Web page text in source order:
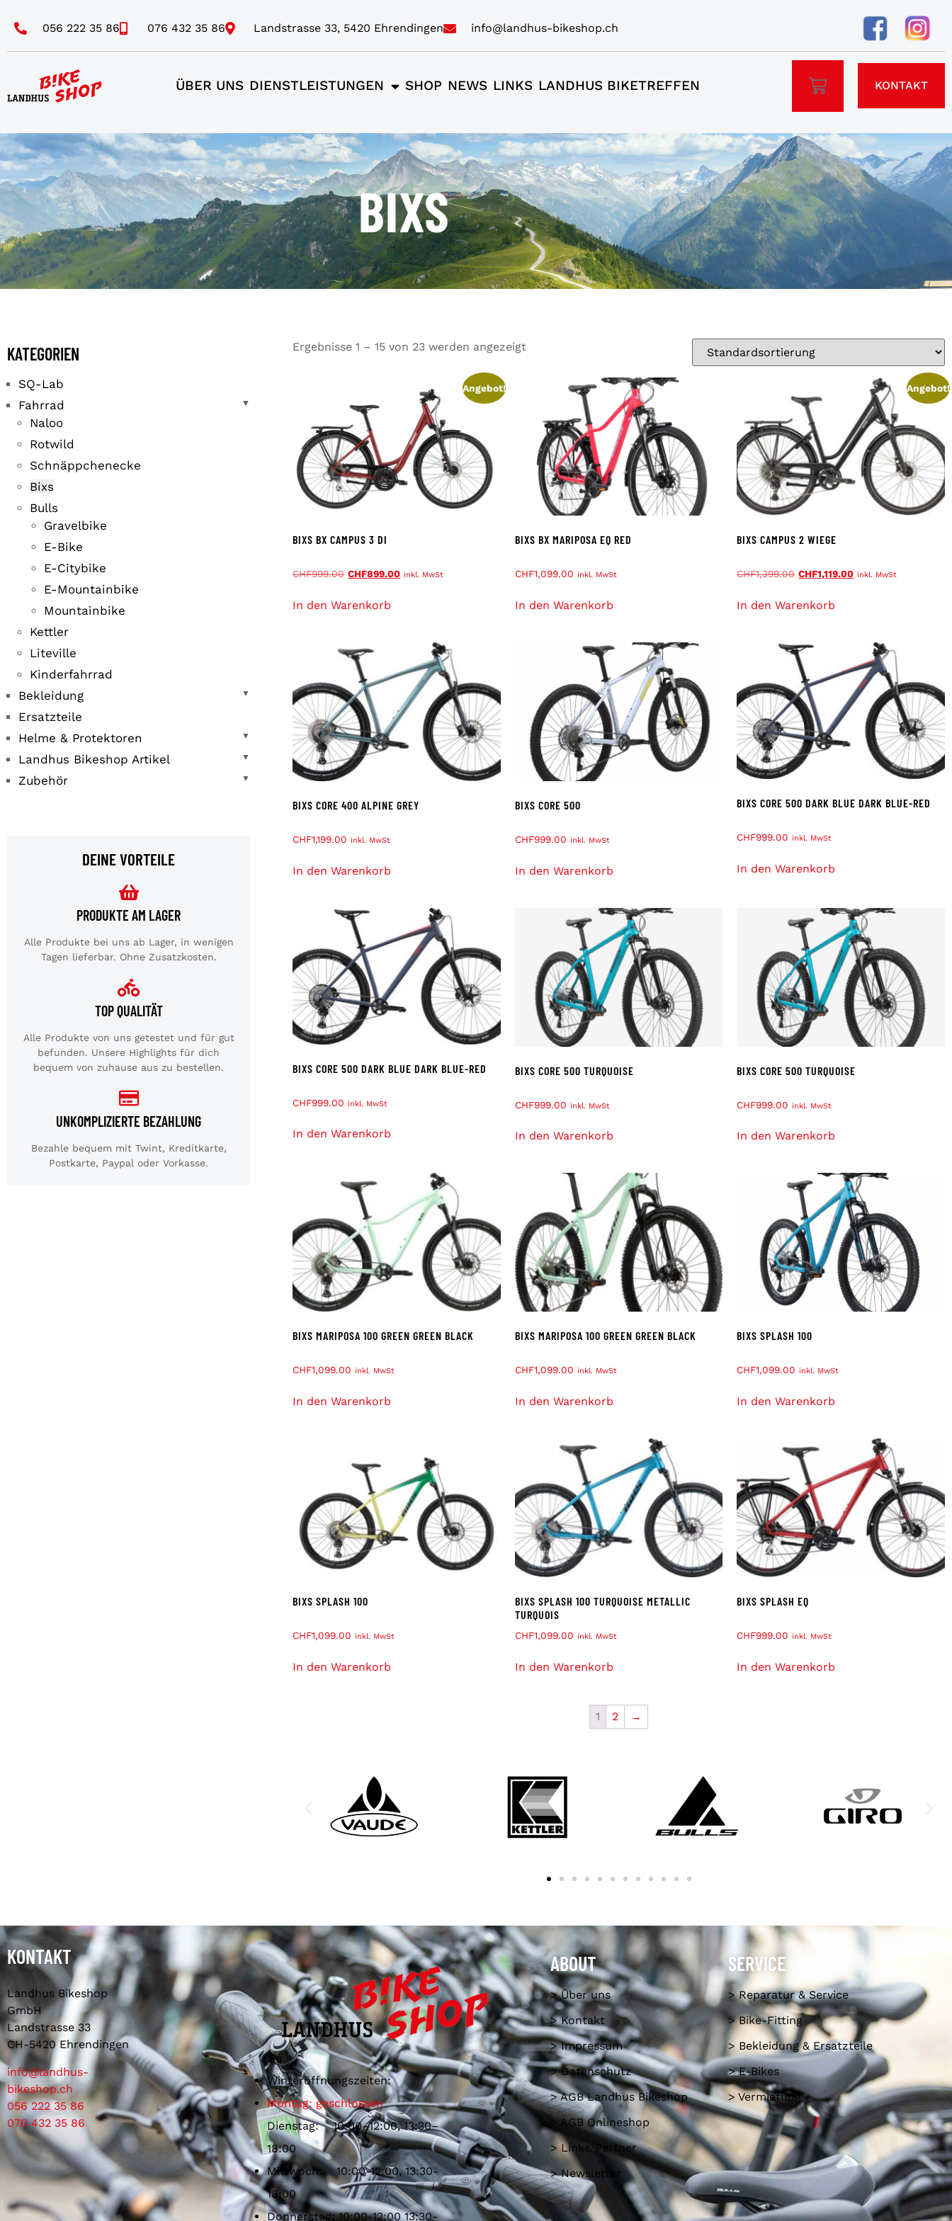
056 222 35 86 076 432 35 86 Landstrasse 33, 5420 Ehrendingen info@landhus-bikeshop.ch
ÜBER UNS DIENSTLEISTUNGEN SHOP NEWS LINKS LANDHUS BIKETREFFEN KONTAKT
BIXS
KATEGORIEN
SQ-Lab
Fahrrad
Naloo
Rotwild
Schnäppchenecke
Bixs
Bulls
Gravelbike
E-Bike
E-Citybike
E-Mountainbike
Mountainbike
▼
Kettler
Liteville
Kinderfahrrad
▼
Bekleidung ▼
Ersatzteile
Helme & Protektoren
▼
Landhus Bikeshop Artikel ▼
Zubehör ▼
DEINE VORTEILE
PRODUKTE AM LAGER
Alle Produkte bei uns ab Lager, in wenigen
Tagen lieferbar. Ohne Zusatzkosten.
TOP QUALITÄT
Alle Produkte von uns getestet und für gut
befunden. Unsere Highlights für dich
bequem von zuhause aus zu bestellen.
UNKOMPLIZIERTE BEZAHLUNG
Bezahle bequem mit Twint, Kreditkarte,
Postkarte, Paypal oder Vorkasse.
Ergebnisse 1 – 15 von 23 werden angezeigt
Angebot!
BIXS BX CAMPUS 3 DI
CHF999.00 CHF899.00 inkl. MwSt
In den Warenkorb
BIXS BX MARIPOSA EQ RED
CHF1,099.00 inkl. MwSt
In den Warenkorb
Angebot!
BIXS CAMPUS 2 WIEGE
CHF1,399.00 CHF1,119.00 inkl. MwSt
In den Warenkorb
BIXS CORE 400 ALPINE GREY
CHF1,199.00 inkl. MwSt
In den Warenkorb
BIXS CORE 500
CHF999.00 inkl. MwSt
In den Warenkorb
BIXS CORE 500 DARK BLUE DARK BLUE-RED
CHF999.00 inkl. MwSt
In den Warenkorb
BIXS CORE 500 DARK BLUE DARK BLUE-RED
CHF999.00 inkl. MwSt
In den Warenkorb
BIXS CORE 500 TURQUOISE
CHF999.00 inkl. MwSt
In den Warenkorb
BIXS CORE 500 TURQUOISE
CHF999.00 inkl. MwSt
In den Warenkorb
BIXS MARIPOSA 100 GREEN GREEN BLACK
CHF1,099.00 inkl. MwSt
In den Warenkorb
BIXS MARIPOSA 100 GREEN GREEN BLACK
CHF1,099.00 inkl. MwSt
In den Warenkorb
BIXS SPLASH 100
CHF1,099.00 inkl. MwSt
In den Warenkorb
BIXS SPLASH 100
CHF1,099.00 inkl. MwSt
In den Warenkorb
BIXS SPLASH 100 TURQUOISE METALLIC
TURQUOIS
CHF1,099.00 inkl. MwSt
In den Warenkorb
BIXS SPLASH EQ
CHF999.00 inkl. MwSt
In den Warenkorb
1 2 →
KONTAKT
Landhus Bikeshop
GmbH
Landstrasse 33
CH-5420 Ehrendingen
info@landhus-
bikeshop.ch
056 222 35 86
076 432 35 86
Winteröffnungszeiten:
Montag: geschlossen
Dienstag: 10:00–12:00, 13:30–
18:00
Mittwoch: 10:00-12:00, 13:30-
18:00
Donnerstag: 10:00-12:00 13:30-
ABOUT
> Über uns
> Kontakt
> Impressum
> Datenschutz
> AGB Landhus Bikeshop
> AGB Onlineshop
> Links/Partner
> Newsletter
SERVICE
> Reparatur & Service
> Bike-Fitting
> Bekleidung & Ersatzteile
> E-Bikes
> Vermietung